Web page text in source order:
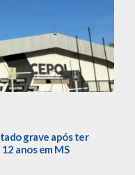
grave após ter
anos em MS